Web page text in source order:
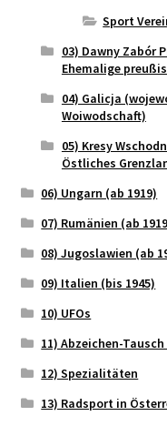
Sport
03) Dawny Zabór
Ehemalige
04) Galicja
Woiwodschaft)
05) Kresy
Östliches
06) Ungarn (ab 1919)
07) Rumänien (ab
08) Jugoslawien (ab
09) Italien (bis 1945)
10) UFOs
11) Abzeichen-
12) Spezialitäten
13) Radsport in